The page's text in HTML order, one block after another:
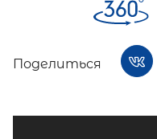
Поделиться